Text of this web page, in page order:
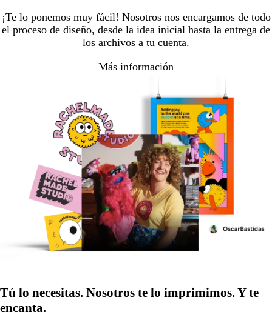
¡Te lo ponemos muy fácil! Nosotros nos encargamos de todo
el proceso de diseño, desde la idea inicial hasta la entrega de
los archivos a tu cuenta.
Más información
Tú lo necesitas. Nosotros te lo imprimimos. Y te
encanta.